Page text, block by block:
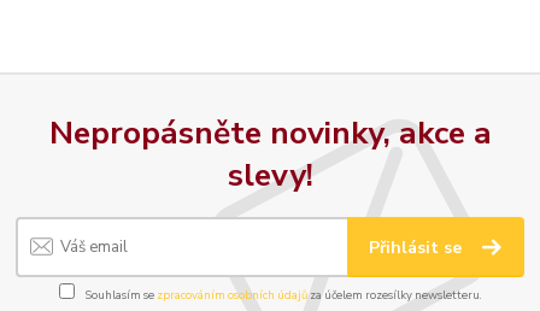
Nepropásněte novinky, akce a
slevy!
Přihlásit se
Souhlasím se zpracováním osobních údajůza účelem rozesílky newsletteru.